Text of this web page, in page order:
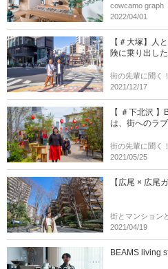
cowcamo graph
2022/04/01
【＃大塚】人
険に乗り出し
街の先輩に聞く！
2021/12/17
【 ＃下北沢
は、街へのラ
街の先輩に聞く！
2021/05/25
【広尾 × 広尾
街とマンション
2021/04/19
BEAMS living